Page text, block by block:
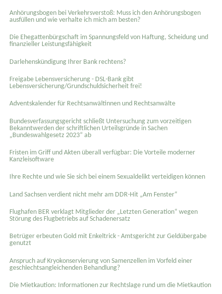
Anhörungsbogen bei Verkehrsverstoß: Muss ich den Anhörungsbogen
ausfüllen und wie verhalte ich mich am besten?
Die Ehegattenbürgschaft im Spannungsfeld von Haftung, Scheidung und
finanzieller Leistungsfähigkeit
Darlehenskündigung Ihrer Bank rechtens?
Freigabe Lebensversicherung - DSL-Bank gibt
Lebensversicherung/Grundschuldsicherheit frei!
Adventskalender für Rechtsanwältinnen und Rechtsanwälte
Bundesverfassungsgericht schließt Untersuchung zum vorzeitigen
Bekanntwerden der schriftlichen Urteilsgründe in Sachen
„Bundeswahlgesetz 2023“ ab
Fristen im Griff und Akten überall verfügbar: Die Vorteile moderner
Kanzleisoftware
Ihre Rechte und wie Sie sich bei einem Sexual­delikt verteidigen können
Land Sachsen verdient nicht mehr am DDR-Hit „Am Fenster“
Flughafen BER verklagt Mitglieder der „Letzten Generation“ wegen
Störung des Flugbetriebs auf Schadenersatz
Betrüger erbeuten Gold mit Enkeltrick - Amtsgericht zur Geldübergabe
genutzt
Anspruch auf Kryokonservierung von Samenzellen im Vorfeld einer
geschlechtsangleichenden Behandlung?
Die Mietkaution: Informationen zur Rechtslage rund um die Mietkaution